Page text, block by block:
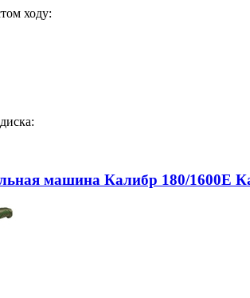
ходу:
машина Калибр 180/1600Е